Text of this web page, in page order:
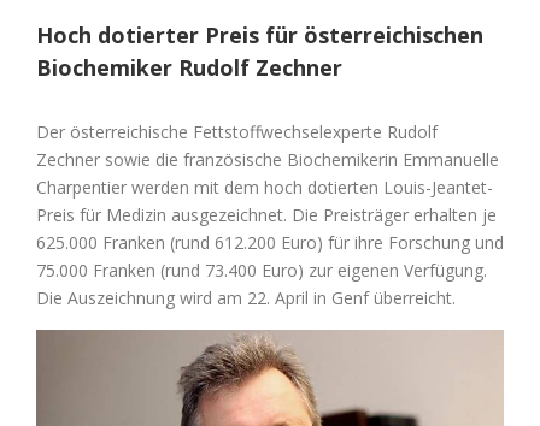
Hoch dotierter Preis für österreichischen
Biochemiker Rudolf Zechner
Der österreichische Fettstoffwechselexperte Rudolf
Zechner sowie die französische Biochemikerin Emmanuelle
Charpentier werden mit dem hoch dotierten Louis-Jeantet-
Preis für Medizin ausgezeichnet. Die Preisträger erhalten je
625.000 Franken (rund 612.200 Euro) für ihre Forschung und
75.000 Franken (rund 73.400 Euro) zur eigenen Verfügung.
Die Auszeichnung wird am 22. April in Genf überreicht.